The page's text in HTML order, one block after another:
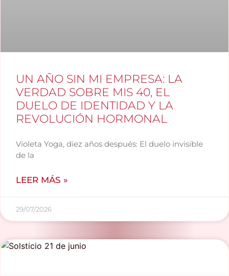
UN AÑO SIN MI EMPRESA: LA
VERDAD SOBRE MIS 40, EL
DUELO DE IDENTIDAD Y LA
REVOLUCIÓN HORMONAL
Violeta Yoga, diez años después: El duelo invisible
de la
LEER MÁS »
29/07/2026